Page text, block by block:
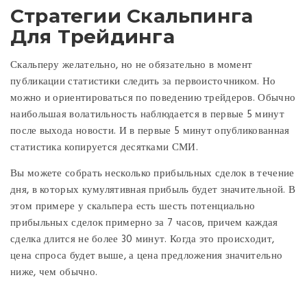
Стратегии Скальпинга
Для Трейдинга
Скальперу желательно, но не обязательно в момент
публикации статистики следить за первоисточником. Но
можно и ориентироваться по поведению трейдеров. Обычно
наибольшая волатильность наблюдается в первые 5 минут
после выхода новости. И в первые 5 минут опубликованная
статистика копируется десятками СМИ.
Вы можете собрать несколько прибыльных сделок в течение
дня, в которых кумулятивная прибыль будет значительной. В
этом примере у скальпера есть шесть потенциально
прибыльных сделок примерно за 7 часов, причем каждая
сделка длится не более 30 минут. Когда это происходит,
цена спроса будет выше, а цена предложения значительно
ниже, чем обычно.